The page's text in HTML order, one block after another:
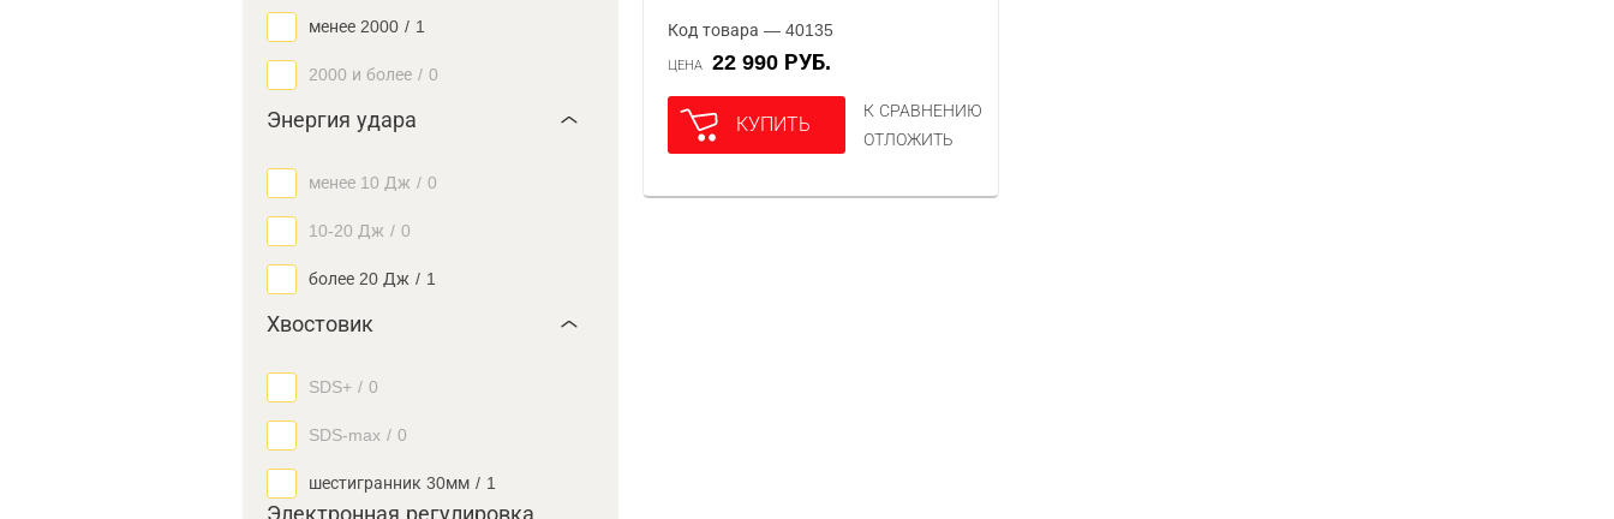
менее 2000 / 1
2000 и более / 0
Энергия удара
менее 10 Дж / 0
10-20 Дж / 0
более 20 Дж / 1
Хвостовик
SDS+ / 0
SDS-max / 0
шестигранник 30мм / 1
Электронная регулировка
Код товара — 40135
ЦЕНА 22 990 РУБ.
КУПИТЬ
К СРАВНЕНИЮ
ОТЛОЖИТЬ